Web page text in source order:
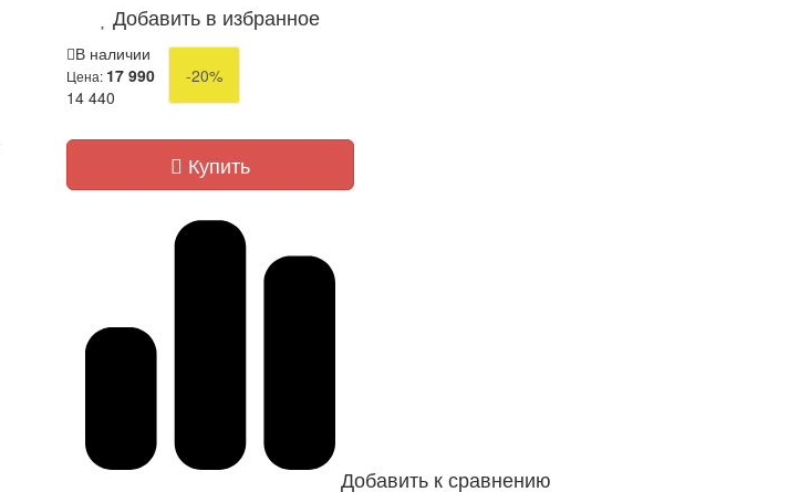
Добавить в избранное
В наличии
Цена: 17 990
-20%
14 440
Купить
Добавить к сравнению